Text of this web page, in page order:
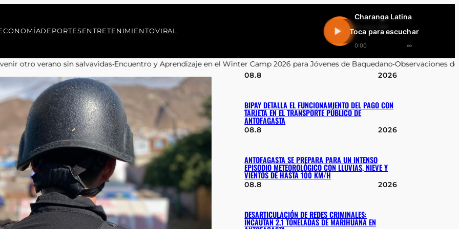
DEPORTESENTRETENIMIENTOVIRAL
Charanga Latina
En vivo 24h
0:00 ∞
Toca para escuchar
•Encuentro y Aprendizaje en el Winter Camp 2026 para Jóvenes de Baquedano•Observaciones de la Contraloría sobre
08.8 2026
BIPAY DETALLA EL FUNCIONAMIENTO DEL PAGO CON
TARJETA EN EL TRANSPORTE PÚBLICO DE
ANTOFAGASTA
08.8 2026
ANTOFAGASTA SE PREPARA PARA UN INTENSO
EPISODIO METEOROLÓGICO CON LLUVIAS, NIEVE Y
VIENTOS DE HASTA 100 KM/H
08.8 2026
DESARTICULACIÓN DE REDES CRIMINALES:
INCAUTAN 2,1 TONELADAS DE MARIHUANA EN